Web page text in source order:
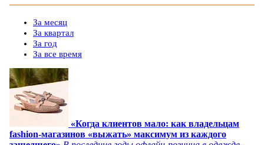
За месяц
За квартал
За год
За все время
«Когда клиентов мало: как владельцам
fashion-магазинов «выжать» максимум из каждого